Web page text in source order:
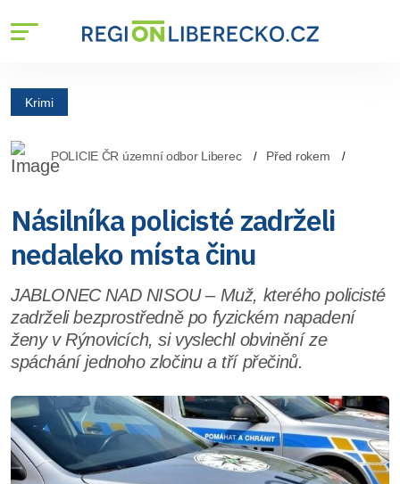
Krimi
POLICIE ČR územní odbor Liberec Před rokem
Násilníka policisté zadrželi
nedaleko místa činu
JABLONEC NAD NISOU – Muž, kterého policisté
zadrželi bezprostředně po fyzickém napadení
ženy v Rýnovicích, si vyslechl obvinění ze
spáchání jednoho zločinu a tří přečinů.